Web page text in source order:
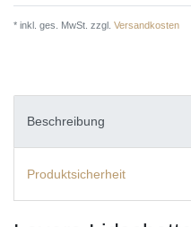
* inkl. ges. MwSt. zzgl. Versandkosten
Beschreibung
Produktsicherheit